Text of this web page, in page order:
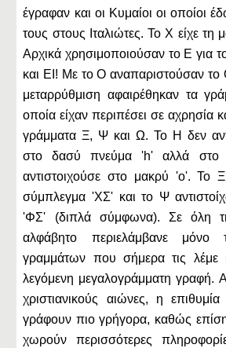
έγραφαν και οι Κυμαίοι οι οποίοι
τους στους Ιταλιώτες. Το Χ είχε
Αρχικά χρησιμοποιούσαν το Ε για
και ΕΙ! Με το Ο αναπαριστούσαν
μεταρρύθμιση αφαιρέθηκαν τα
οποία είχαν περιπέσει σε αχρησία
γράμματα Ξ, Ψ και Ω. Το Η δεν
στο δασύ πνεύμα 'h' αλλά
αντιστοιχούσε στο μακρύ 'ο'. Το Ξ
σύμπλεγμα 'ΧΣ' και το Ψ
'ΦΣ' (διπλά σύμφωνα). Σε όλη
αλφάβητο περιελάμβανε μόνο
γραμμάτων που σήμερα τις λέμε
λεγόμενη μεγαλογράμματη γραφή.
χριστιανικούς αιώνες, η
γράφουν πιο γρήγορα, καθώς
χωρούν περισσότερες